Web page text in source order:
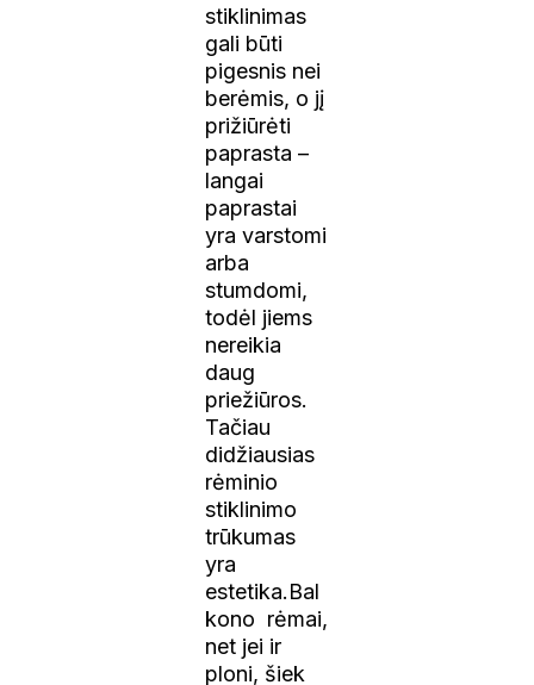
stiklinimas
gali būti
pigesnis nei
berėmis, o jį
prižiūrėti
paprasta –
langai
paprastai
yra varstomi
arba
stumdomi,
todėl jiems
nereikia
daug
priežiūros.
Tačiau
didžiausias
rėminio
stiklinimo
trūkumas
yra
estetika.Bal
kono rėmai,
net jei ir
ploni, šiek